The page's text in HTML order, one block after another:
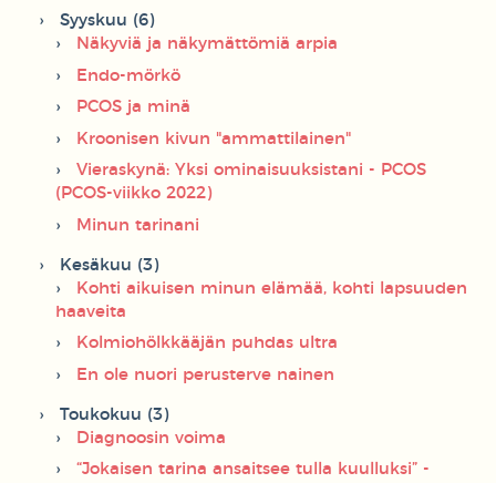
Syyskuu (6)
Näkyviä ja näkymättömiä arpia
Endo-mörkö
PCOS ja minä
Kroonisen kivun "ammattilainen"
Vieraskynä: Yksi ominaisuuksistani - PCOS
(PCOS-viikko 2022)
Minun tarinani
Kesäkuu (3)
Kohti aikuisen minun elämää, kohti lapsuuden
haaveita
Kolmiohölkkääjän puhdas ultra
En ole nuori perusterve nainen
Toukokuu (3)
Diagnoosin voima
“Jokaisen tarina ansaitsee tulla kuulluksi” -